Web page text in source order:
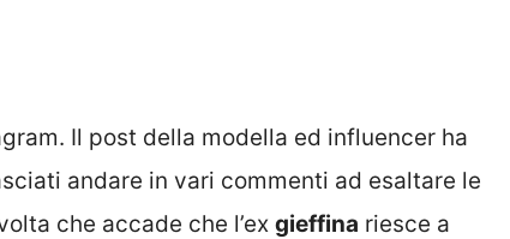
Il post della modella ed influencer ha
andare in vari commenti ad esaltare le
che accade che l’ex gieffina riesce a